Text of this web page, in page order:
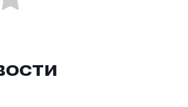
вы соглашаетесь с
персональных данных
вы соглашаетесь с
персональных данных
вы соглашаетесь с